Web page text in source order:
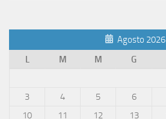
Agosto 2026
L
M M G
3
4 5 6
10
11 12 13